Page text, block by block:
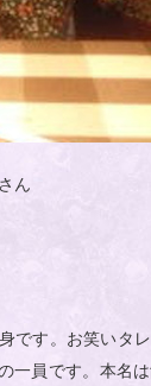
ん
です。お笑いタ
一員です。本名は